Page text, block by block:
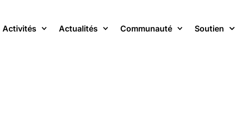
Activités Actualités Communauté Soutien